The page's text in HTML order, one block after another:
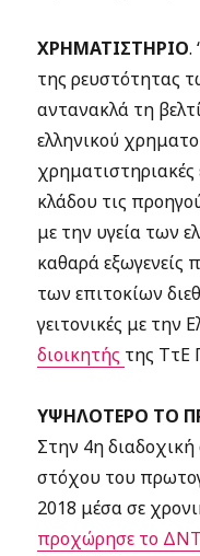
ΧΡΗΜΑΤΙΣΤΗΡΙΟ.
της ρευστότητας
αντανακλά τη
ελληνικού
χρηματιστηριακές
κλάδου τις
με την υγεία των
καθαρά εξωγενείς
των επιτοκίων
γειτονικές με την
διοικητής της ΤτΕ
ΥΨΗΛΟΤΕΡΟ ΤΟ
Στην 4η
στόχου του
2018 μέσα σε
προχώρησε το